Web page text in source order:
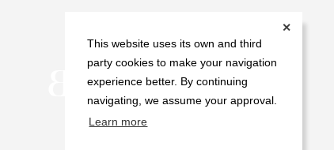
This website uses its own and third
party cookies to make your navigation
experience better. By continuing
navigating, we assume your approval.
Learn more
✕